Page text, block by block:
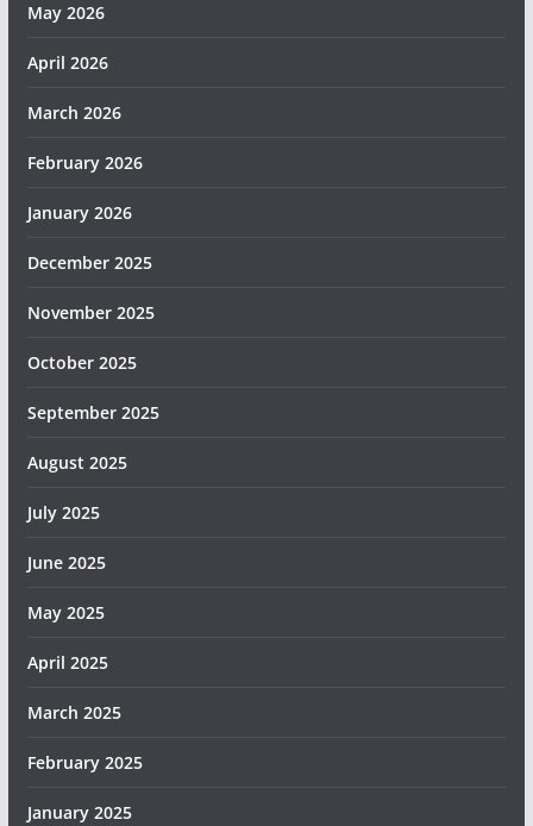
May 2026
April 2026
March 2026
February 2026
January 2026
December 2025
November 2025
October 2025
September 2025
August 2025
July 2025
June 2025
May 2025
April 2025
March 2025
February 2025
January 2025